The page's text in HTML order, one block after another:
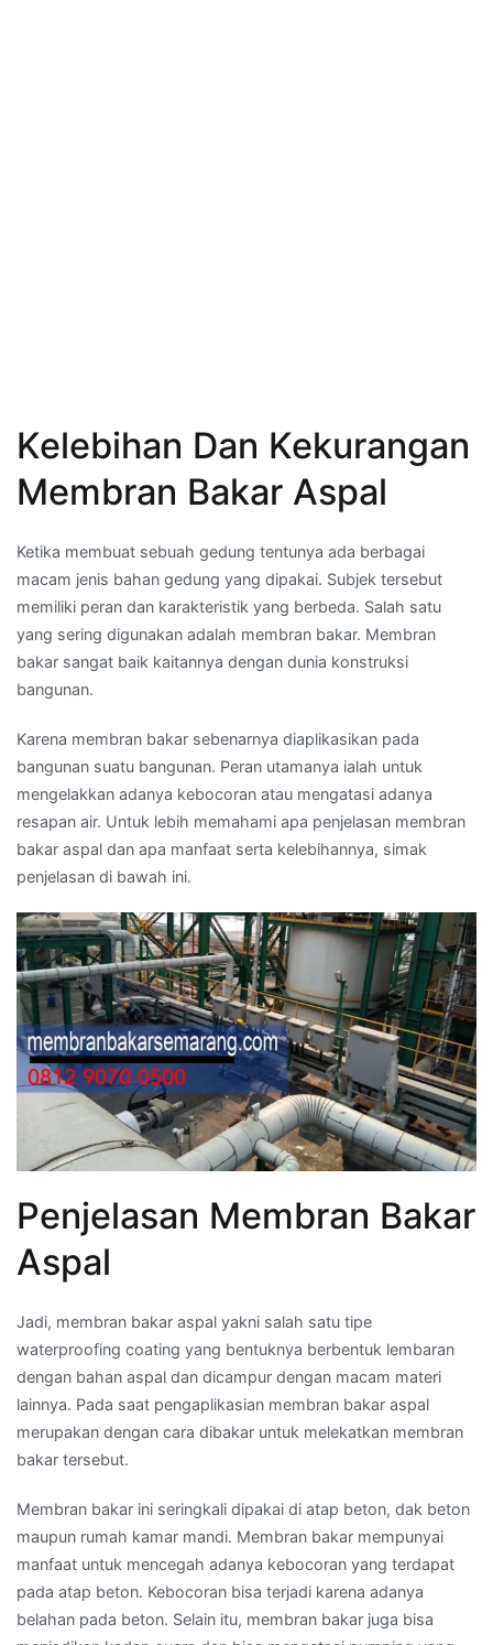
Kelebihan Dan Kekurangan
Membran Bakar Aspal
Ketika membuat sebuah gedung tentunya ada berbagai
macam jenis bahan gedung yang dipakai. Subjek tersebut
memiliki peran dan karakteristik yang berbeda. Salah satu
yang sering digunakan adalah membran bakar. Membran
bakar sangat baik kaitannya dengan dunia konstruksi
bangunan.
Karena membran bakar sebenarnya diaplikasikan pada
bangunan suatu bangunan. Peran utamanya ialah untuk
mengelakkan adanya kebocoran atau mengatasi adanya
resapan air. Untuk lebih memahami apa penjelasan membran
bakar aspal dan apa manfaat serta kelebihannya, simak
penjelasan di bawah ini.
Penjelasan Membran Bakar
Aspal
Jadi, membran bakar aspal yakni salah satu tipe
waterproofing coating yang bentuknya berbentuk lembaran
dengan bahan aspal dan dicampur dengan macam materi
lainnya. Pada saat pengaplikasian membran bakar aspal
merupakan dengan cara dibakar untuk melekatkan membran
bakar tersebut.
Membran bakar ini seringkali dipakai di atap beton, dak beton
maupun rumah kamar mandi. Membran bakar mempunyai
manfaat untuk mencegah adanya kebocoran yang terdapat
pada atap beton. Kebocoran bisa terjadi karena adanya
belahan pada beton. Selain itu, membran bakar juga bisa